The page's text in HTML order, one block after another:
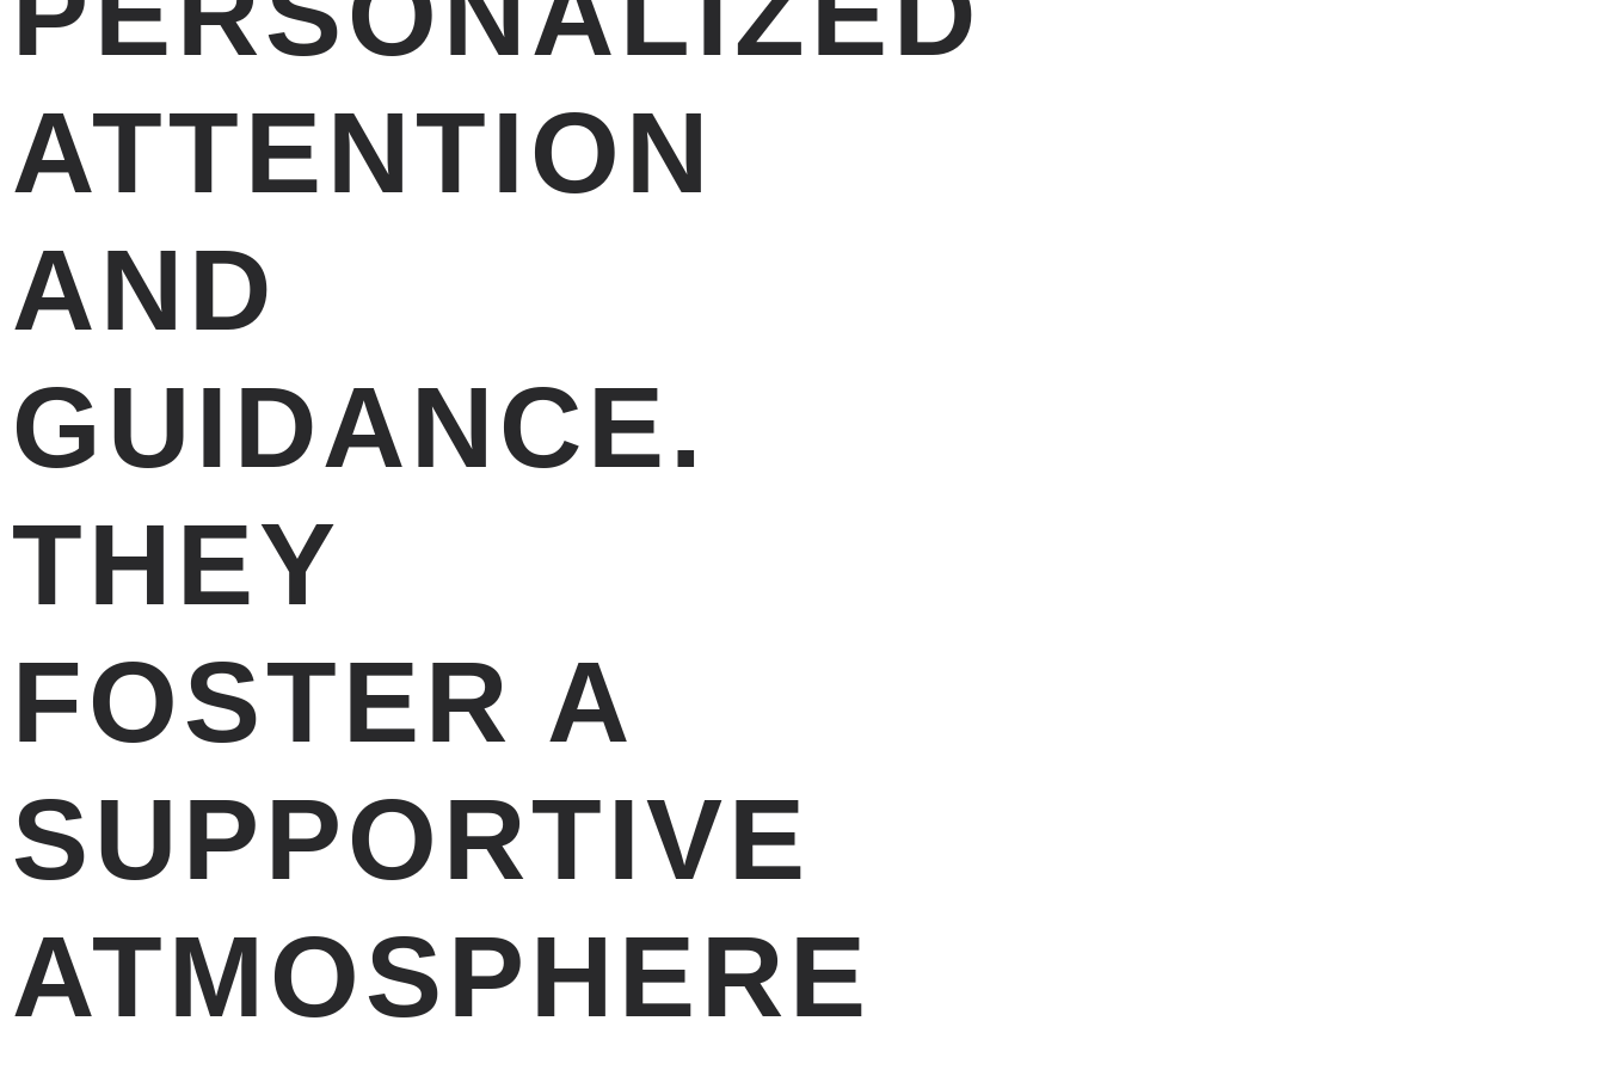
ATTENTION
AND
GUIDANCE.
THEY
FOSTER A
SUPPORTIVE
ATMOSPHERE